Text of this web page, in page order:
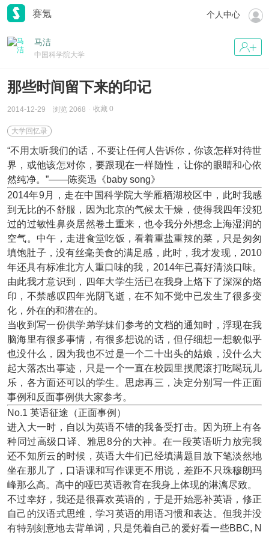
赛氪 个人中心
马洁
中国科学院大学
那些时间留下来的印记
2014-12-29 浏览 2068 收藏 0
大学回忆录
“不用太听我们的话，不要让任何人告诉你，你该怎样对待世
界，或他该怎对你，要跟现在一样随性，让你的眼睛和心依
然纯净。”——陈奕迅《baby song》
2014年9月，走在中国科学院大学雁栖湖校区中，此时我感
到无比的不舒服，因为北京的气候太干燥，使得我四年没犯
过的过敏性鼻炎居然卷土重来，也令我分外想念上海湿润的
空气。中午，走进食堂吃饭，看着重盐重辣的菜，只是匆匆
填饱肚子，没有丝毫美食的满足感，此时，我才发现，2010
年还具有标准北方人重口味的我，2014年已喜好清淡口味。
由此我才意识到，四年大学生活已在我身上烙下了深深的烙
印，不禁感叹四年光阴飞逝，在不知不觉中已发生了很多变
化，外在的和潜在的。
当收到写一份供学弟学妹们参考的文档的通知时，浮现在我
脑海里有很多事情，有很多想说的话，但仔细想一想貌似乎
也没什么，因为我也不过是一个二十出头的姑娘，没什么大
起大落杰出事迹，只是一个一直在校园里摸爬滚打吃喝玩儿
乐，各方面还可以的学生。思虑再三，决定分别写一件正面
事例和反面事例供大家参考。
No.1 英语征途（正面事例）
进入大一时，自以为英语不错的我备受打击。因为班上有各
种同过高级口译、雅思8分的大神。在一段英语听力放完我
还不知所云的时候，英语大牛们已经填满题目放下笔淡然地
坐在那儿了，口语课和写作课更不用说，差距不只珠穆朗玛
峰那么高。高中的哑巴英语教育在我身上体现的淋漓尽致。
不过幸好，我还是很喜欢英语的，于是开始恶补英语，修正
自己的汉语式思维，学习英语的用语习惯和表达。但我并没
有特别刻意地去背单词，只是凭着自己的爱好看一些BBC, N